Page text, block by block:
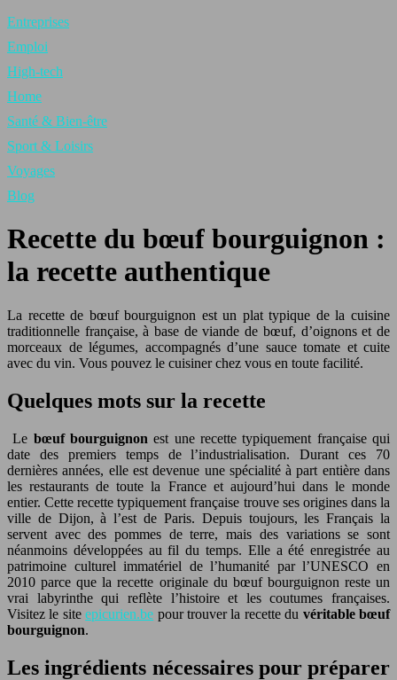
Entreprises
Emploi
High-tech
Home
Santé & Bien-être
Sport & Loisirs
Voyages
Blog
Recette du bœuf bourguignon :
la recette authentique
La recette de bœuf bourguignon est un plat typique de la cuisine
traditionnelle française, à base de viande de bœuf, d’oignons et de
morceaux de légumes, accompagnés d’une sauce tomate et cuite
avec du vin. Vous pouvez le cuisiner chez vous en toute facilité.
Quelques mots sur la recette
Le bœuf bourguignon est une recette typiquement française qui
date des premiers temps de l’industrialisation. Durant ces 70
dernières années, elle est devenue une spécialité à part entière dans
les restaurants de toute la France et aujourd’hui dans le monde
entier. Cette recette typiquement française trouve ses origines dans la
ville de Dijon, à l’est de Paris. Depuis toujours, les Français la
servent avec des pommes de terre, mais des variations se sont
néanmoins développées au fil du temps. Elle a été enregistrée au
patrimoine culturel immatériel de l’humanité par l’UNESCO en
2010 parce que la recette originale du bœuf bourguignon reste un
vrai labyrinthe qui reflète l’histoire et les coutumes françaises.
Visitez le siteepicurien.be pour trouver la recette du véritable bœuf
bourguignon.
Les ingrédients nécessaires pour préparer